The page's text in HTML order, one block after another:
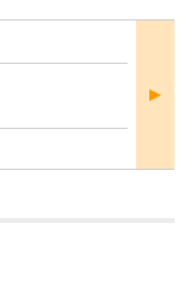
部屋
詳細